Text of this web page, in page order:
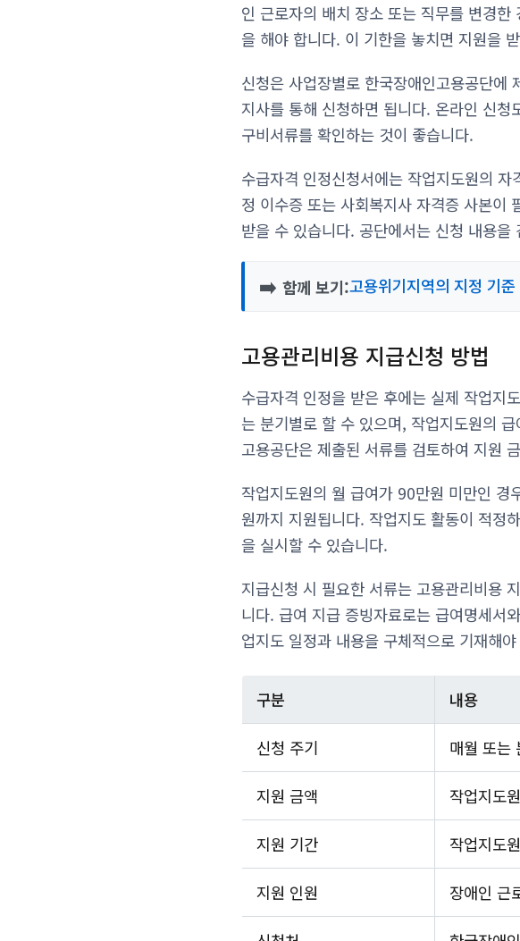
인 근로자의 배치 장소 또는 직무를 변경
을 해야 합니다. 이 기한을 놓치면 지원을
신청은 사업장별로 한국장애인고용공단에
지사를 통해 신청하면 됩니다. 온라인 신
구비서류를 확인하는 것이 좋습니다.
수급자격 인정신청서에는 작업지도원의
정 이수증 또는 사회복지사 자격증 사본이
받을 수 있습니다. 공단에서는 신청 내용
➡️ 함께 보기:고용위기지역의 지정 기
고용관리비용 지급신청 방법
수급자격 인정을 받은 후에는 실제 작업지
는 분기별로 할 수 있으며, 작업지도원의
고용공단은 제출된 서류를 검토하여 지원
작업지도원의 월 급여가 90만원 미만인
원까지 지원됩니다. 작업지도 활동이 적정
을 실시할 수 있습니다.
지급신청 시 필요한 서류는 고용관리비용
니다. 급여 지급 증빙자료로는 급여명세서
업지도 일정과 내용을 구체적으로 기재해
구분 내용
신청 주기 매월 또는
지원 금액 작업지도
지원 기간 작업지도
지원 인원 장애인 근